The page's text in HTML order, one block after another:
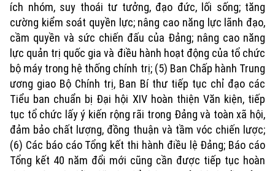
Xu hướng
ích nhóm, suy thoái tư tưởng, đạo đức, lối sống; tăng
cường kiểm soát quyền lực; nâng cao năng lực lãnh đạo,
cầm quyền và sức chiến đấu của Đảng; nâng cao năng
lực quản trị quốc gia và điều hành hoạt động của tổ chức
bộ máy trong hệ thống chính trị; (5) Ban Chấp hành Trung
ương giao Bộ Chính trị, Ban Bí thư tiếp tục chỉ đạo các
Tiểu ban chuẩn bị Đại hội XIV hoàn thiện Văn kiện, tiếp
tục tổ chức lấy ý kiến rộng rãi trong Đảng và toàn xã hội,
đảm bảo chất lượng, đồng thuận và tầm vóc chiến lược;
(6) Các báo cáo Tổng kết thi hành điều lệ Đảng; Báo cáo
Tổng kết 40 năm đổi mới cũng cần được tiếp tục hoàn